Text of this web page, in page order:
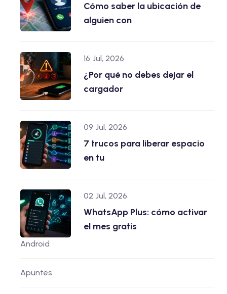
Cómo saber la ubicación de
alguien con
16 Jul, 2026
¿Por qué no debes dejar el
cargador
09 Jul, 2026
7 trucos para liberar espacio
en tu
02 Jul, 2026
WhatsApp Plus: cómo activar
el mes gratis
Android
Apuntes